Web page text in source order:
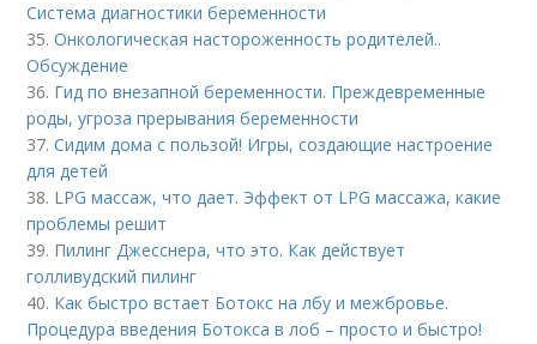
Система диагностики беременности
35.Онкологическая настороженность родителей..
Обсуждение
36. Гид по внезапной беременности. Преждевременные
роды, угроза прерывания беременности
37.Сидим дома с пользой! Игры, создающие настроение
для детей
38. LPG массаж, что дает. Эффект от LPG массажа, какие
проблемы решит
39. Пилинг Джесснера, что это. Как действует
голливудский пилинг
40. Как быстро встает Ботокс на лбу и межбровье.
Процедура введения Ботокса в лоб – просто и быстро!